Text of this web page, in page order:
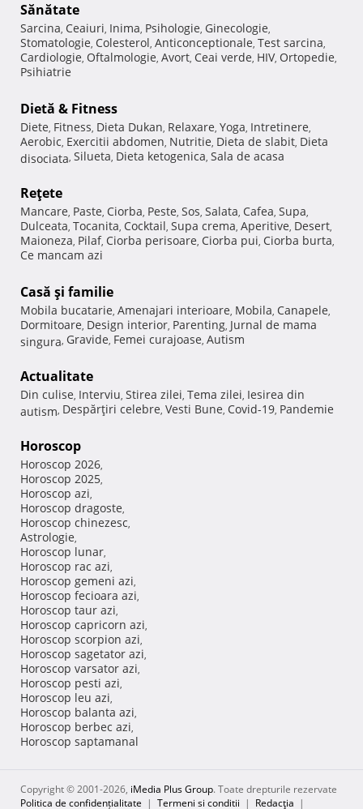
Sănătate
Sarcina, Ceaiuri, Inima, Psihologie, Ginecologie,
Stomatologie, Colesterol, Anticonceptionale, Test sarcina,
Cardiologie, Oftalmologie, Avort, Ceai verde, HIV, Ortopedie,
Psihiatrie
Dietă & Fitness
Diete, Fitness, Dieta Dukan, Relaxare, Yoga, Intretinere,
Aerobic, Exercitii abdomen, Nutritie, Dieta de slabit, Dieta
disociata, Silueta, Dieta ketogenica, Sala de acasa
Reţete
Mancare, Paste, Ciorba, Peste, Sos, Salata, Cafea, Supa,
Dulceata, Tocanita, Cocktail, Supa crema, Aperitive, Desert,
Maioneza, Pilaf, Ciorba perisoare, Ciorba pui, Ciorba burta,
Ce mancam azi
Casă şi familie
Mobila bucatarie, Amenajari interioare, Mobila, Canapele,
Dormitoare, Design interior, Parenting, Jurnal de mama
singura, Gravide, Femei curajoase, Autism
Actualitate
Din culise, Interviu, Stirea zilei, Tema zilei, Iesirea din
autism, Despărţiri celebre, Vesti Bune, Covid-19, Pandemie
Horoscop
Horoscop 2026,
Horoscop 2025,
Horoscop azi,
Horoscop dragoste,
Horoscop chinezesc,
Astrologie,
Horoscop lunar,
Horoscop rac azi,
Horoscop gemeni azi,
Horoscop fecioara azi,
Horoscop taur azi,
Horoscop capricorn azi,
Horoscop scorpion azi,
Horoscop sagetator azi,
Horoscop varsator azi,
Horoscop pesti azi,
Horoscop leu azi,
Horoscop balanta azi,
Horoscop berbec azi,
Horoscop saptamanal
Copyright © 2001-2026, iMedia Plus Group. Toate drepturile rezervate
Politica de confidențialitate | Termeni si conditii | Redacţia |